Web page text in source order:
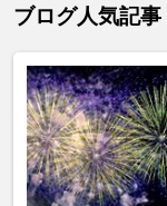
ブログ人気記事